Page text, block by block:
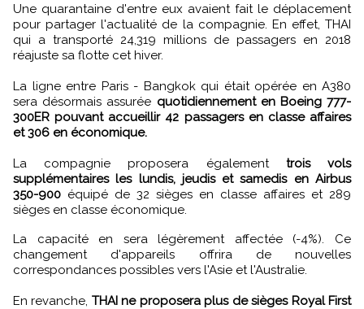
Une quarantaine d'entre eux avaient fait le déplacement
pour partager l'actualité de la compagnie. En effet, THAI
qui a transporté 24,319 millions de passagers en 2018
réajuste sa flotte cet hiver.
La ligne entre Paris - Bangkok qui était opérée en A380
sera désormais assurée quotidiennement en Boeing 777-
300ER pouvant accueillir 42 passagers en classe affaires
et 306 en économique.
La compagnie proposera également trois vols
supplémentaires les lundis, jeudis et samedis en Airbus
350-900 équipé de 32 sièges en classe affaires et 289
sièges en classe économique.
La capacité en sera légèrement affectée (-4%). Ce
changement d'appareils offrira de nouvelles
correspondances possibles vers l'Asie et l'Australie.
En revanche, THAI ne proposera plus de sièges Royal First